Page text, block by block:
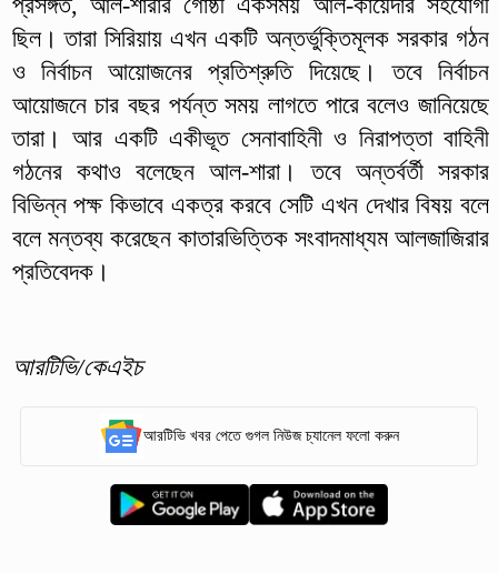
ছিল। তারা সিরিয়ায় এখন একটি অন্তর্ভুক্তিমূলক সরকার গঠন
ও নির্বাচন আয়োজনের প্রতিশ্রুতি দিয়েছে। তবে নির্বাচন
আয়োজনে চার বছর পর্যন্ত সময় লাগতে পারে বলেও জানিয়েছে
তারা। আর একটি একীভূত সেনাবাহিনী ও নিরাপত্তা বাহিনী
গঠনের কথাও বলেছেন আল-শারা। তবে অন্তর্বর্তী সরকার
বিভিন্ন পক্ষ কিভাবে একত্র করবে সেটি এখন দেখার বিষয় বলে
বলে মন্তব্য করেছেন কাতারভিত্তিক সংবাদমাধ্যম আলজাজিরার
প্রতিবেদক।
আরটিভি/কেএইচ
আরটিভি খবর পেতে গুগল নিউজ চ্যানেল ফলো করুন